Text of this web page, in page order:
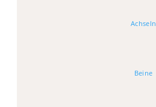
Achseln
Beine